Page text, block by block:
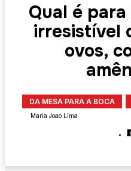
Qual é
irresistível
ovos,
DA MESA PARA A BOCA
Maria Joao Lima